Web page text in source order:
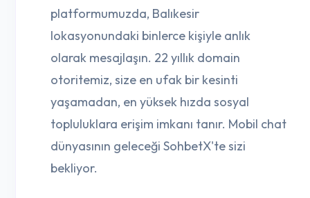
platformumuzda, Balıkesir
lokasyonundaki binlerce kişiyle anlık
olarak mesajlaşın. 22 yıllık domain
otoritemiz, size en ufak bir kesinti
yaşamadan, en yüksek hızda sosyal
topluluklara erişim imkanı tanır. Mobil chat
dünyasının geleceği SohbetX'te sizi
bekliyor.